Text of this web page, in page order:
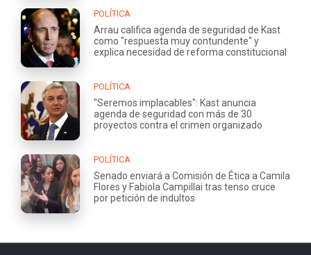
POLÍTICA
Arrau califica agenda de seguridad de Kast
como "respuesta muy contundente" y
explica necesidad de reforma constitucional
POLÍTICA
"Seremos implacables": Kast anuncia
agenda de seguridad con más de 30
proyectos contra el crimen organizado
POLÍTICA
Senado enviará a Comisión de Ética a Camila
Flores y Fabiola Campillai tras tenso cruce
por petición de indultos